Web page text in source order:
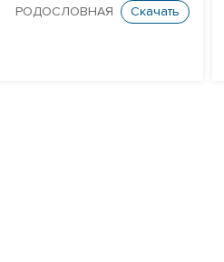
РОДОСЛОВНАЯ Скачать